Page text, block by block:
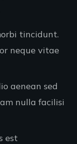
tincidunt.
neque vitae
aenean sed
nulla facilisi
est